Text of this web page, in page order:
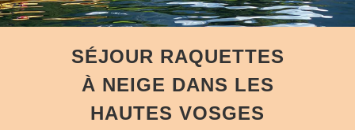
SÉJOUR RAQUETTES
À NEIGE DANS LES
HAUTES VOSGES